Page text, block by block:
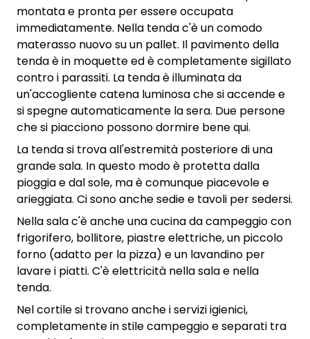
montata e pronta per essere occupata
immediatamente. Nella tenda c'è un comodo
materasso nuovo su un pallet. Il pavimento della
tenda è in moquette ed è completamente sigillato
contro i parassiti. La tenda è illuminata da
un'accogliente catena luminosa che si accende e
si spegne automaticamente la sera. Due persone
che si piacciono possono dormire bene qui.
La tenda si trova all'estremità posteriore di una
grande sala. In questo modo è protetta dalla
pioggia e dal sole, ma è comunque piacevole e
arieggiata. Ci sono anche sedie e tavoli per sedersi.
Nella sala c'è anche una cucina da campeggio con
frigorifero, bollitore, piastre elettriche, un piccolo
forno (adatto per la pizza) e un lavandino per
lavare i piatti. C'è elettricità nella sala e nella
tenda.
Nel cortile si trovano anche i servizi igienici,
completamente in stile campeggio e separati tra